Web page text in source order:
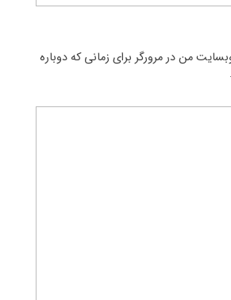
من در مرورگر برای زمانی که دوباره